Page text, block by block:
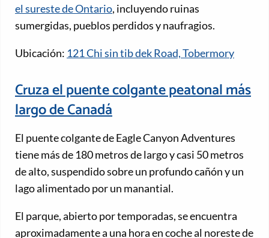
el sureste de Ontario, incluyendo ruinas
sumergidas, pueblos perdidos y naufragios.
Ubicación: 121 Chi sin tib dek Road, Tobermory
Cruza el puente colgante peatonal más
largo de Canadá
El puente colgante de Eagle Canyon Adventures
tiene más de 180 metros de largo y casi 50 metros
de alto, suspendido sobre un profundo cañón y un
lago alimentado por un manantial.
El parque, abierto por temporadas, se encuentra
aproximadamente a una hora en coche al noreste de